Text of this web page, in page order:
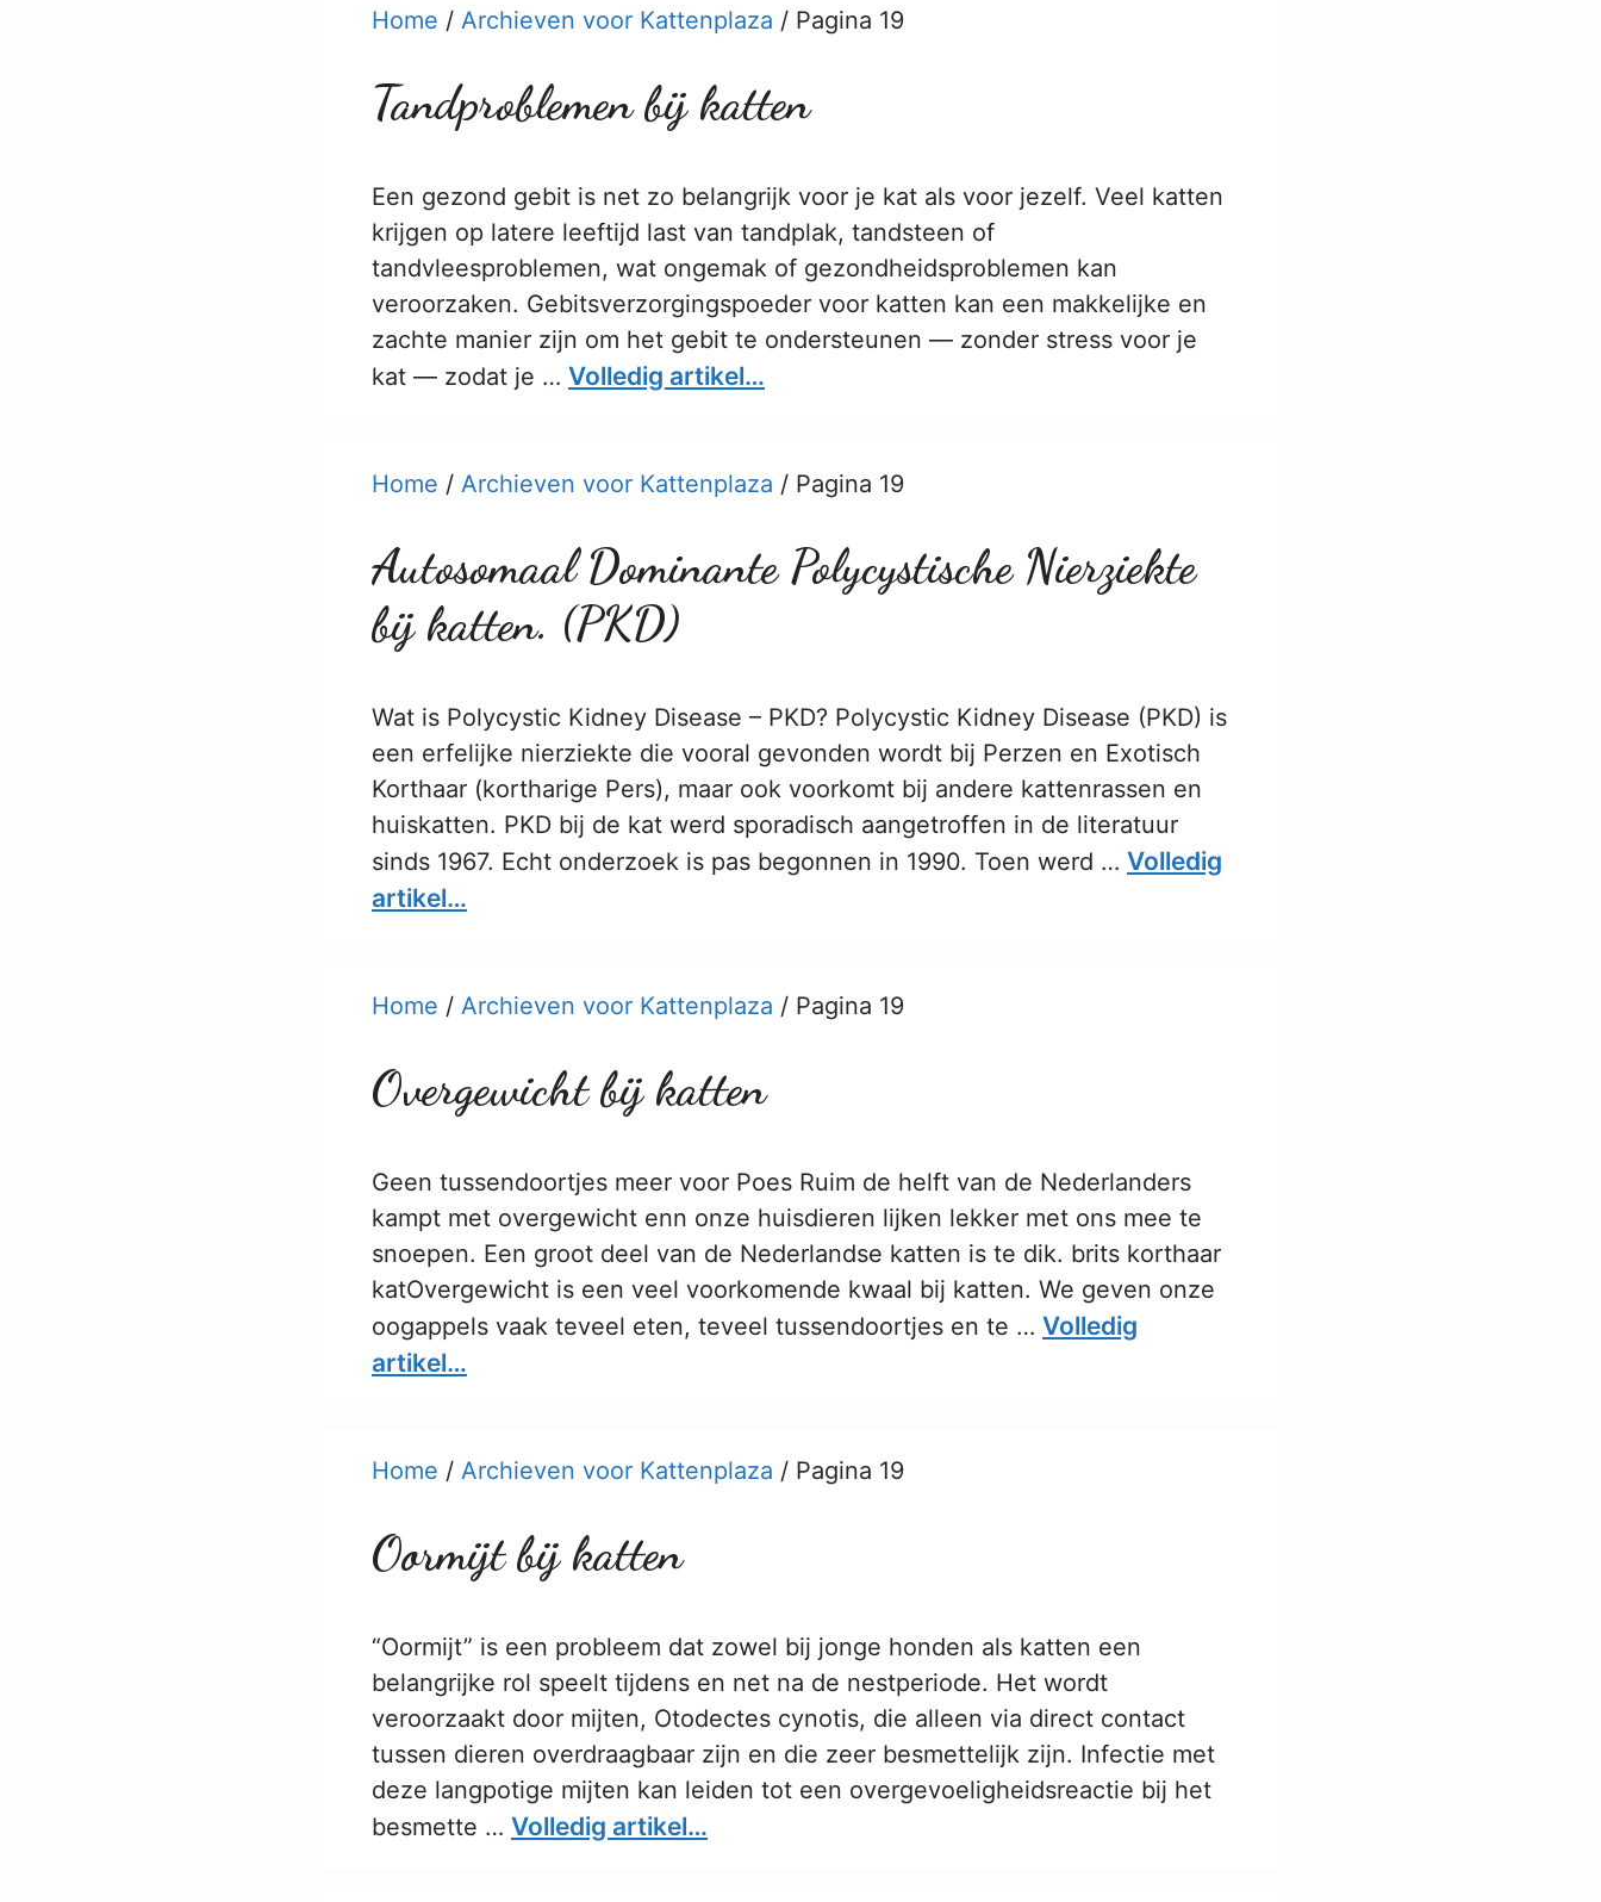
Home / Archieven voor Kattenplaza / Pagina 19
Tandproblemen bij katten
Een gezond gebit is net zo belangrijk voor je kat als voor jezelf. Veel katten
krijgen op latere leeftijd last van tandplak, tandsteen of
tandvleesproblemen, wat ongemak of gezondheidsproblemen kan
veroorzaken. Gebitsverzorgingspoeder voor katten kan een makkelijke en
zachte manier zijn om het gebit te ondersteunen — zonder stress voor je
kat — zodat je … Volledig artikel…
Home / Archieven voor Kattenplaza / Pagina 19
Autosomaal Dominante Polycystische Nierziekte
bij katten. (PKD)
Wat is Polycystic Kidney Disease – PKD? Polycystic Kidney Disease (PKD) is
een erfelijke nierziekte die vooral gevonden wordt bij Perzen en Exotisch
Korthaar (kortharige Pers), maar ook voorkomt bij andere kattenrassen en
huiskatten. PKD bij de kat werd sporadisch aangetroffen in de literatuur
sinds 1967. Echt onderzoek is pas begonnen in 1990. Toen werd … Volledig
artikel…
Home / Archieven voor Kattenplaza / Pagina 19
Overgewicht bij katten
Geen tussendoortjes meer voor Poes Ruim de helft van de Nederlanders
kampt met overgewicht enn onze huisdieren lijken lekker met ons mee te
snoepen. Een groot deel van de Nederlandse katten is te dik. brits korthaar
katOvergewicht is een veel voorkomende kwaal bij katten. We geven onze
oogappels vaak teveel eten, teveel tussendoortjes en te … Volledig
artikel…
Home / Archieven voor Kattenplaza / Pagina 19
Oormijt bij katten
“Oormijt” is een probleem dat zowel bij jonge honden als katten een
belangrijke rol speelt tijdens en net na de nestperiode. Het wordt
veroorzaakt door mijten, Otodectes cynotis, die alleen via direct contact
tussen dieren overdraagbaar zijn en die zeer besmettelijk zijn. Infectie met
deze langpotige mijten kan leiden tot een overgevoeligheidsreactie bij het
besmette … Volledig artikel…